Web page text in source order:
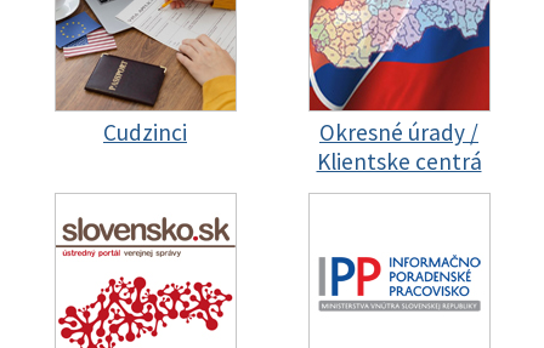
Cudzinci
Okresné úrady /
Klientske centrá